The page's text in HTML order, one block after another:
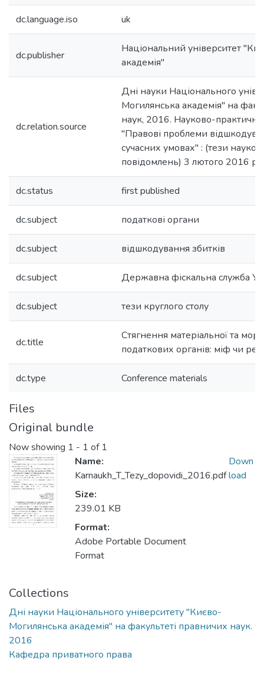
dc.language.iso uk
dc.publisher
Національний університет
академія"
dc.relation.source
Дні науки Національного
Могилянська академія" на
наук, 2016. Hауково-
"Правові проблеми
сучасних умовах" : (тези
повідомлень) 3 лютого 2016
dc.status first published
dc.subject податкові органи
dc.subject відшкодування збитків
dc.subject Державна фіскальна служба
dc.subject тези круглого столу
dc.title
Стягнення матеріальної та
податкових органів: міф чи
dc.type Conference materials
Files
Original bundle
Now showing 1 - 1 of 1
Name:
Karnaukh_T_Tezy_dopovidi_2016.pdf
Size:
239.01 KB
Format:
Adobe Portable Document
Format
Down
load
Collections
Дні науки Національного університету "Києво-
Могилянська академія" на факультеті правничих наук.
2016
Кафедра приватного права